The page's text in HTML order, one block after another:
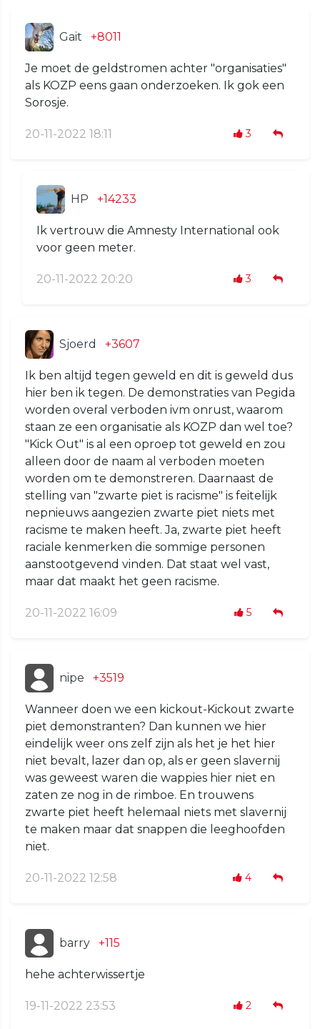
Gait +8011
Je moet de geldstromen achter "organisaties"
als KOZP eens gaan onderzoeken. Ik gok een
Sorosje.
20-11-2022 18:11 3
HP +14233
Ik vertrouw die Amnesty International ook
voor geen meter.
20-11-2022 20:20 3
Sjoerd +3607
Ik ben altijd tegen geweld en dit is geweld dus
hier ben ik tegen. De demonstraties van Pegida
worden overal verboden ivm onrust, waarom
staan ze een organisatie als KOZP dan wel toe?
"Kick Out" is al een oproep tot geweld en zou
alleen door de naam al verboden moeten
worden om te demonstreren. Daarnaast de
stelling van "zwarte piet is racisme" is feitelijk
nepnieuws aangezien zwarte piet niets met
racisme te maken heeft. Ja, zwarte piet heeft
raciale kenmerken die sommige personen
aanstootgevend vinden. Dat staat wel vast,
maar dat maakt het geen racisme.
20-11-2022 16:09 5
nipe +3519
Wanneer doen we een kickout-Kickout zwarte
piet demonstranten? Dan kunnen we hier
eindelijk weer ons zelf zijn als het je het hier
niet bevalt, lazer dan op, als er geen slavernij
was geweest waren die wappies hier niet en
zaten ze nog in de rimboe. En trouwens
zwarte piet heeft helemaal niets met slavernij
te maken maar dat snappen die leeghoofden
niet.
20-11-2022 12:58 4
barry +115
hehe achterwissertje
19-11-2022 23:53 2